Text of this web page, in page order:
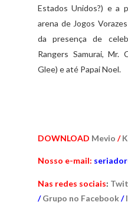
Estados Unidos?) e a
arena de Jogos
da presença de
Rangers Samurai, Mr.
Glee) e até Papai Noel.
DOWNLOAD Mevio /
Nosso e-mail:
Nas redes sociais:
/Grupo no Facebook/